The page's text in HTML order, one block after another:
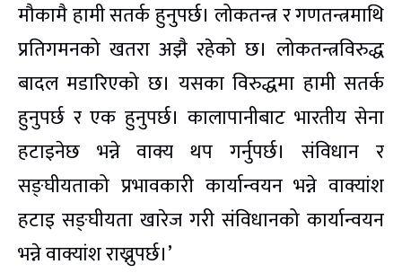
मौकामै हामी सतर्क हुनुपर्छ। लोकतन्त्र र गणतन्त्रमाथि
प्रतिगमनको खतरा अझै रहेको छ। लोकतन्त्रविरुद्ध
बादल मडारिएको छ। यसका विरुद्धमा हामी सतर्क
हुनुपर्छ र एक हुनुपर्छ। कालापानीबाट भारतीय सेना
हटाइनेछ भन्ने वाक्य थप गर्नुपर्छ। संविधान र
सङ्घीयताको प्रभावकारी कार्यान्वयन भन्ने वाक्यांश
हटाइ सङ्घीयता खारेज गरी संविधानको कार्यान्वयन
भन्ने वाक्यांश राख्नुपर्छ।’